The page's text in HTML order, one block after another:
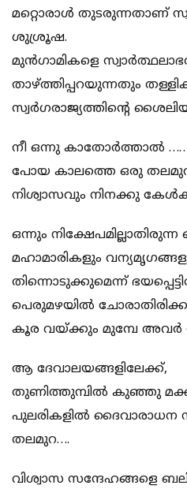
മറ്റൊരാൾ തുടരുന്നതാണ്
ശുശ്രൂഷ.
മുൻഗാമികളെ
താഴ്ത്തിപ്പറയുന്നതും
സ്വർഗരാജ്യത്തിൻ്റെ
നീ ഒന്നു കാതോർത്താൽ
പോയ കാലത്തെ ഒരു
നിശ്വാസവും നിനക്കു
ഒന്നും
മഹാമാരികളും
തിന്നൊടുക്കുമെന്ന്
പെരുമഴയിൽ
കൂര വയ്ക്കും മുമ്പേ അവർ
ആ ദേവാലയങ്ങളിലേക്ക്,
തുണിത്തുമ്പിൽ കുഞ്ഞു
പുലരികളിൽ ദൈവാരാധന
തലമുറ….
വിശ്വാസ സന്ദേഹങ്ങളെ